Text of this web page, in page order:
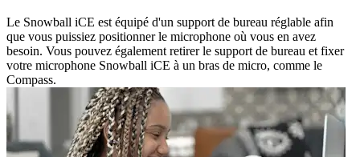
Le Snowball iCE est équipé d'un support de bureau réglable afin
que vous puissiez positionner le microphone où vous en avez
besoin. Vous pouvez également retirer le support de bureau et fixer
votre microphone Snowball iCE à un bras de micro, comme le
Compass.